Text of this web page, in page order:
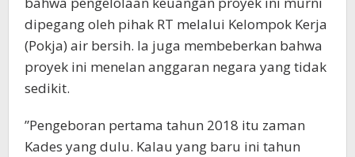
dipegang oleh pihak RT melalui Kelompok Kerja
(Pokja) air bersih. Ia juga membeberkan bahwa
proyek ini menelan anggaran negara yang tidak
sedikit.
​”Pengeboran pertama tahun 2018 itu zaman
Kades yang dulu. Kalau yang baru ini tahun